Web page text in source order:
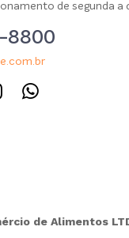
de segunda a
8800
de Alimentos